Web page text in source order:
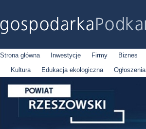
Strona główna Inwestycje Firmy Biznes
Kultura
Edukacja ekologiczna Ogłoszenia